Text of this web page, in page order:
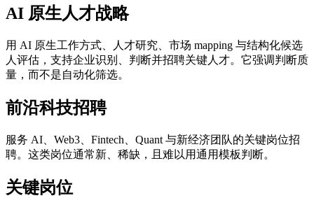
AI 原生人才战略
用 AI 原生工作方式、人才研究、市场 mapping 与结构化候选
人评估，支持企业识别、判断并招聘关键人才。它强调判断质
量，而不是自动化筛选。
前沿科技招聘
服务 AI、Web3、Fintech、Quant 与新经济团队的关键岗位招
聘。这类岗位通常新、稀缺，且难以用通用模板判断。
关键岗位